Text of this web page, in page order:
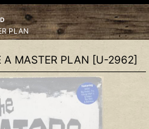
PLAN
A MASTER PLAN [U-2962]